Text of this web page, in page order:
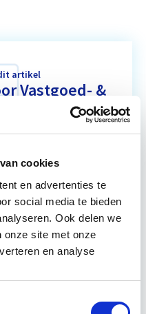
cookies
en advertenties te
social media te bieden
Ook delen we
onze site met onze
en analyse
artikel
Vastgoed- &
en/of te
trends in vastgoed
Lees verder